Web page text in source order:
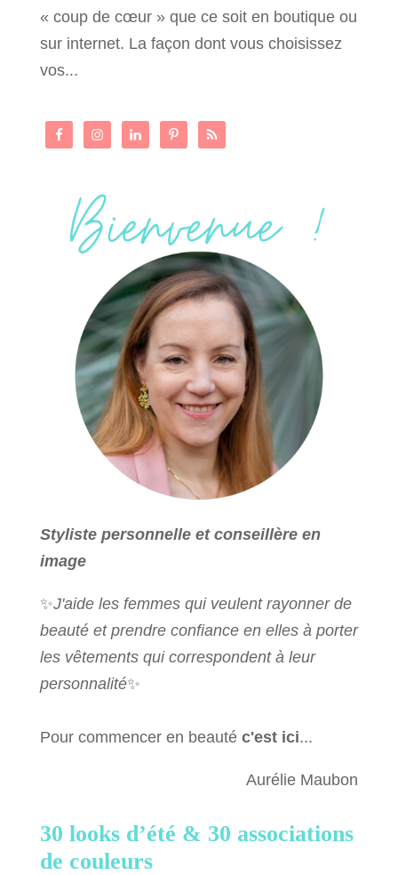
« coup de cœur » que ce soit en boutique ou
sur internet. La façon dont vous choisissez
vos...
Styliste personnelle et conseillère en
image
✨J'aide les femmes qui veulent rayonner de
beauté et prendre confiance en elles à porter
les vêtements qui correspondent à leur
personnalité✨
Pour commencer en beauté c'est ici...
Aurélie Maubon
30 looks d’été & 30 associations
de couleurs